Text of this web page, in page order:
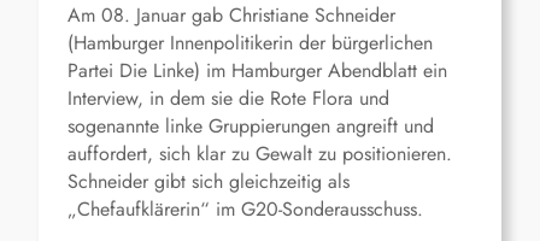
Am 08. Januar gab Christiane Schneider
(Hamburger Innenpolitikerin der bürgerlichen
Partei Die Linke) im Hamburger Abendblatt ein
Interview, in dem sie die Rote Flora und
sogenannte linke Gruppierungen angreift und
auffordert, sich klar zu Gewalt zu positionieren.
Schneider gibt sich gleichzeitig als
„Chefaufklärerin“ im G20-Sonderausschuss.